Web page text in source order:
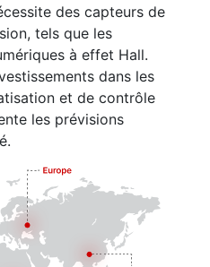
des capteurs de
tels que les
à effet Hall.
dans les
et de contrôle
les prévisions